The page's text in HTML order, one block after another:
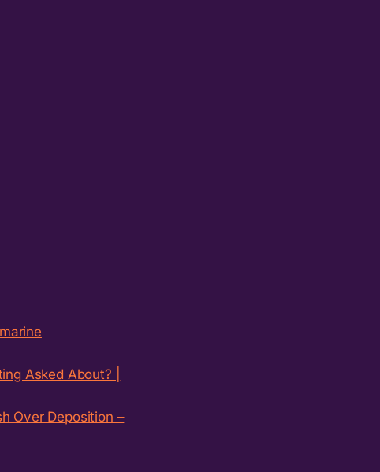
Asked About? |
Over Deposition –